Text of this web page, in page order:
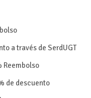
a través de SerdUGT
Reembolso
de descuento